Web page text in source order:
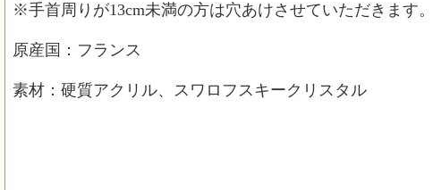
※手首周りが13cm未満の方は穴あけさせていただきます。
原産国：フランス
素材：硬質アクリル、スワロフスキークリスタル